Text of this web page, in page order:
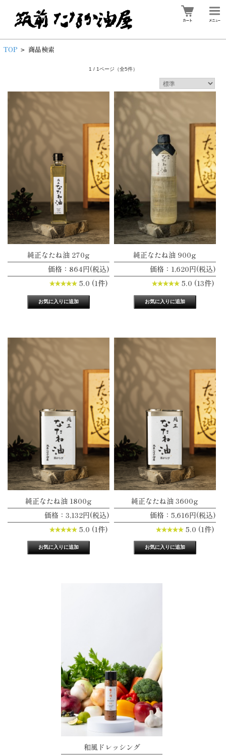
TOP > 商品検索
1 / 1ページ （全5件）
純正なたね油 270g
価格：864円(税込)
5.0 (1件)
純正なたね油 900g
価格：1,620円(税込)
5.0 (13件)
純正なたね油 1800g
価格：3,132円(税込)
5.0 (1件)
純正なたね油 3600g
価格：5,616円(税込)
5.0 (1件)
和風ドレッシング